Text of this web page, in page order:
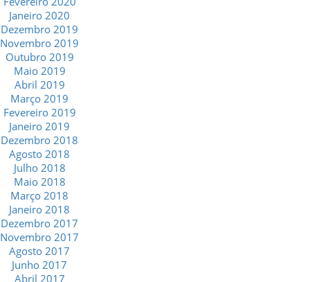
Janeiro 2020
Dezembro 2019
Novembro 2019
Outubro 2019
Maio 2019
Abril 2019
Março 2019
Fevereiro 2019
Janeiro 2019
Dezembro 2018
Agosto 2018
Julho 2018
Maio 2018
Março 2018
Janeiro 2018
Dezembro 2017
Novembro 2017
Agosto 2017
Junho 2017
Abril 2017